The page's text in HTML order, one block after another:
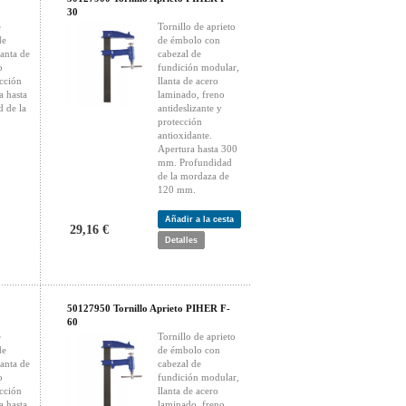
de
hasta
de la
30
Tornillo de aprieto
de émbolo con
cabezal de
fundición modular,
llanta de acero
laminado, freno
antideslizante y
protección
antioxidante.
Apertura hasta 300
mm. Profundidad
de la mordaza de
120 mm.
29,16 €
Añadir a la cesta
Detalles
de
50127950 Tornillo Aprieto PIHER F-
60
Tornillo de aprieto
de émbolo con
cabezal de
fundición modular,
llanta de acero